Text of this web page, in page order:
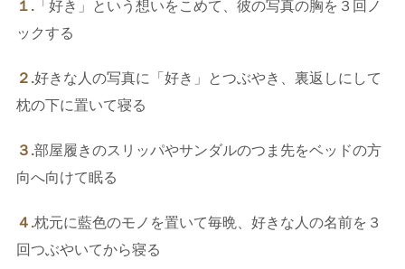
１. 「好き」という想いをこめて、彼の写真の胸を３回ノ
ックする
２.好きな人の写真に「好き」とつぶやき、裏返しにして
枕の下に置いて寝る
３.部屋履きのスリッパやサンダルのつま先をベッドの方
向へ向けて眠る
４.枕元に藍色のモノを置いて毎晩、好きな人の名前を３
回つぶやいてから寝る